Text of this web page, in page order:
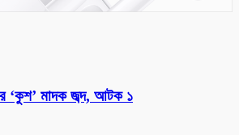
‘কুশ’ মাদক জব্দ, আটক ১